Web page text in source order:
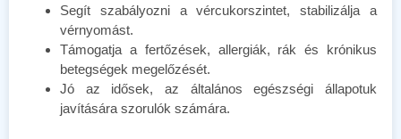
Segít szabályozni a vércukorszintet, stabilizálja a
vérnyomást.
Támogatja a fertőzések, allergiák, rák és krónikus
betegségek megelőzését.
Jó az idősek, az általános egészségi állapotuk
javítására szorulók számára.